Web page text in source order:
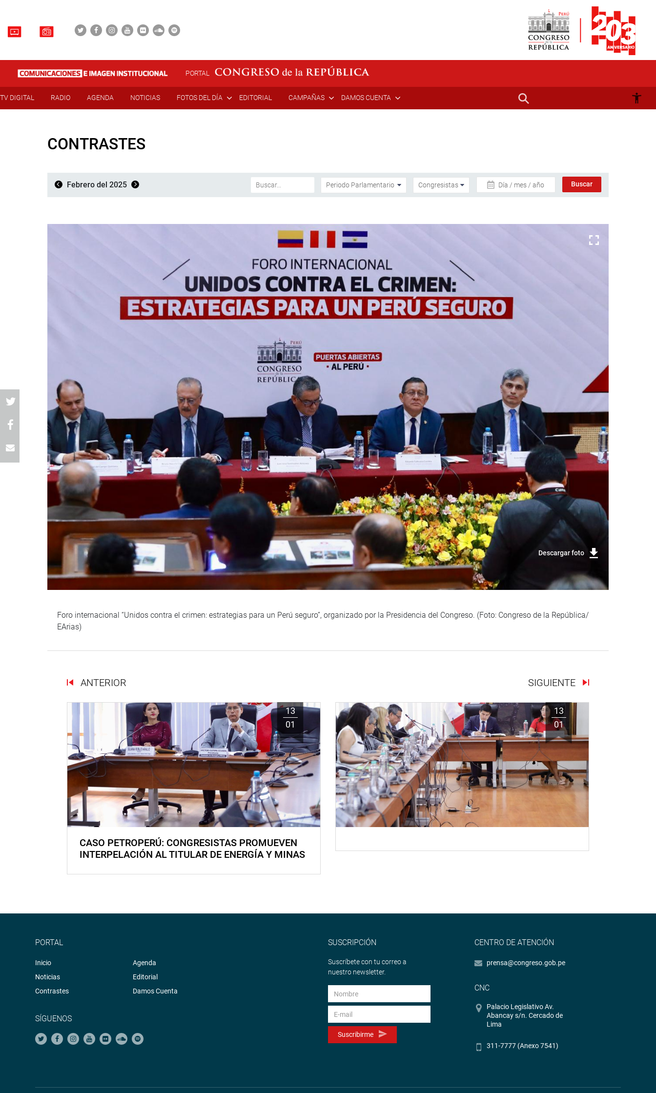
PORTAL
TV DIGITAL RADIO AGENDA NOTICIAS FOTOS DEL DÍA EDITORIAL CAMPAÑAS DAMOS CUENTA
CONTRASTES
Febrero del 2025 Día / mes / año
Descargar foto
Foro internacional “Unidos contra el crimen: estrategias para un Perú seguro”, organizado por la Presidencia del Congreso. (Foto: Congreso de la República/
EArias)
ANTERIOR SIGUIENTE
13
01
CASO PETROPERÚ: CONGRESISTAS PROMUEVEN
INTERPELACIÓN AL TITULAR DE ENERGÍA Y MINAS
13
01
PORTAL
Inicio
Noticias
Contrastes
Agenda
Editorial
Damos Cuenta
SÍGUENOS
SUSCRIPCIÓN
Suscríbete con tu correo a
nuestro newsletter.
Suscribirme
CENTRO DE ATENCIÓN
prensa@congreso.gob.pe
CNC
Palacio Legislativo Av.
Abancay s/n. Cercado de
Lima
311-7777 (Anexo 7541)